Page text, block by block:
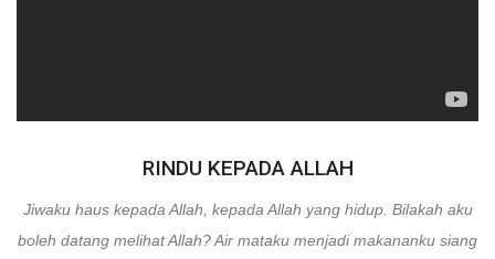
RINDU KEPADA ALLAH
Jiwaku haus kepada Allah, kepada Allah yang hidup. Bilakah aku
boleh datang melihat Allah? Air mataku menjadi makananku siang